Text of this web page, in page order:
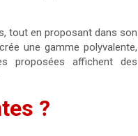
tout en proposant dans son
une gamme polyvalente,
proposées affichent des
?